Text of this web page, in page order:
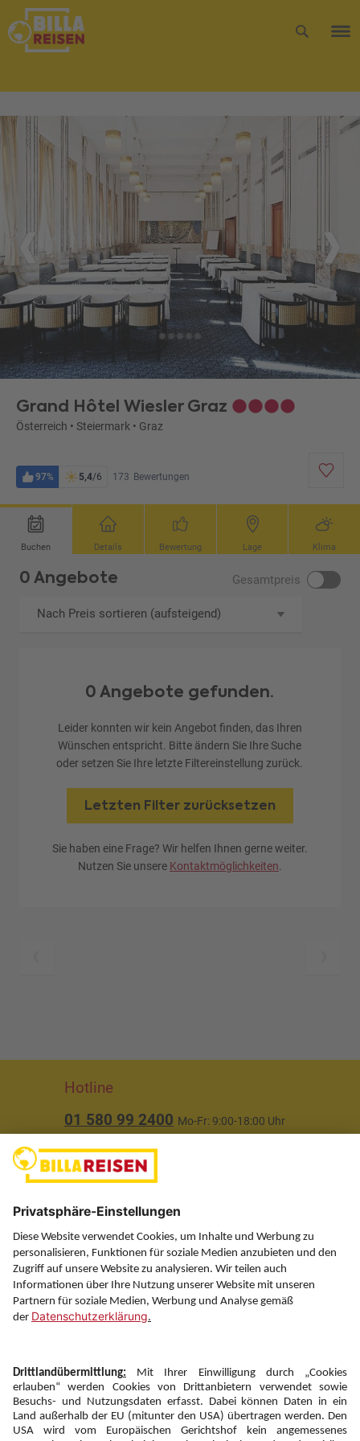
Grand Hôtel Wiesler Graz
Österreich • Steiermark • Graz
97% 5,4/6 173 Bewertungen
Buchen Details Bewertung Lage Klima
0 Angebote Gesamtpreis
Nach Preis sortieren (aufsteigend)
0 Angebote gefunden.
Leider konnten wir kein Angebot finden, das Ihren
Wünschen entspricht. Bitte ändern Sie Ihre Suche
oder setzen Sie Ihre letzte Filtereinstellung zurück.
Letzten Filter zurücksetzen
Sie haben eine Frage? Wir helfen Ihnen gerne weiter.
Nutzen Sie unsere Kontaktmöglichkeiten.
Hotline
01 580 99 2400 Mo-Fr: 9:00-18:00 Uhr
Über uns
Service
Information
Folgen Sie uns auf
Newsletter: